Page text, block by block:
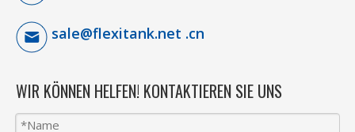
sale@flexitank.net .cn
WIR KÖNNEN HELFEN! KONTAKTIEREN SIE UNS